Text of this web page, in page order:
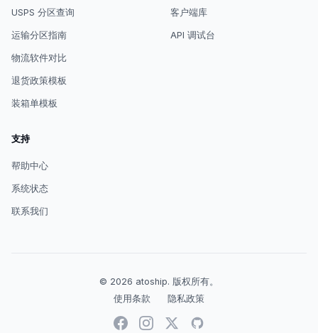
USPS 分区查询
运输分区指南
物流软件对比
退货政策模板
装箱单模板
客户端库
API 调试台
支持
帮助中心
系统状态
联系我们
© 2026 atoship. 版权所有。
使用条款
隐私政策